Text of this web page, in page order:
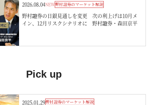
2026.08.04NEW野村證券のマーケット解説
野村證券の日銀見通しを変更 次の利上げは10月メ
イン、12月リスクシナリオに 野村證券・森田京平
Pick up
2025.01.29野村證券のマーケット解説